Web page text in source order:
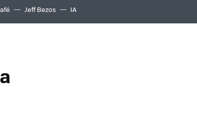
Jeff Bezos IA